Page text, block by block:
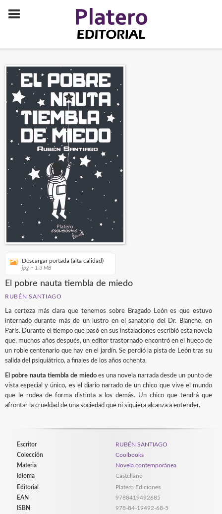
Descargar portada (alta calidad)
jpg ~ 1.3 MB
El pobre nauta tiembla de miedo
RUBÉN SANTIAGO
La certeza más clara que tenemos sobre Bragado León es que estuvo
internado durante más de un lustro en el sanatorio del Dr. Blanche, en
París. Durante el tiempo que pasó en sus instalaciones escribió esta novela
que, muchos años después, un editor trastornado encontró en el hueco de
un roble centenario que hay en el jardín. Se perdió la pista de León tras su
salida del psiquiátrico, a finales de los años ochenta.
El pobre nauta tiembla de miedoes una novela narrada desde un punto de
vista especial y único, es el diario narrado de un chico que vive el mundo
que le rodea de forma distinta a los demás. Un chico que tendrá que
afrontar la crueldad de una sociedad que ni siquiera alcanza a entender.
Escritor
RUBÉN SANTIAGO
Colección
Coolbooks
Materia
Novela contemporánea
Idioma
Castellano
Editorial
Platero Ediciones
EAN
9788419492685
ISBN
978-84-19492-68-5